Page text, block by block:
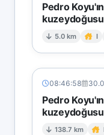
Pedro
5.0 km I
08:46:58
Pedro
138.7 km